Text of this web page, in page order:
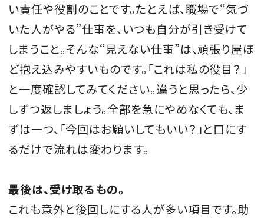
い責任や役割のことです。たとえば、職場で“気づ
いた人がやる”仕事を、いつも自分が引き受けて
しまうこと。そんな“見えない仕事”は、頑張り屋ほ
ど抱え込みやすいものです。「これは私の役目？」
と一度確認してみてください。違うと思ったら、少
しずつ返しましょう。全部を急にやめなくても、ま
ずは一つ、「今回はお願いしてもいい？」と口にす
るだけで流れは変わります。
最後は、受け取るもの。
これも意外と後回しにする人が多い項目です。助